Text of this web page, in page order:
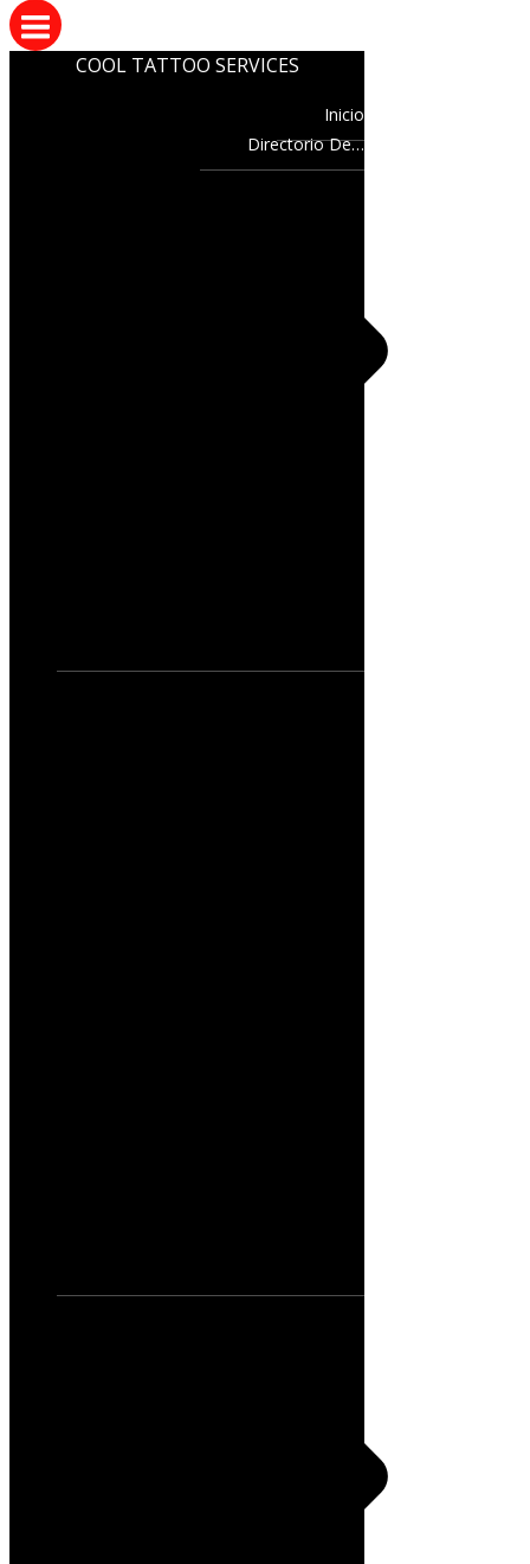
COOL TATTOO SERVICES
Inicio
Directorio De…